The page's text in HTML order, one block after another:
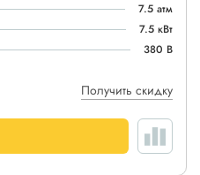
7.5 атм
7.5 кВт
380 В
Получить скидку